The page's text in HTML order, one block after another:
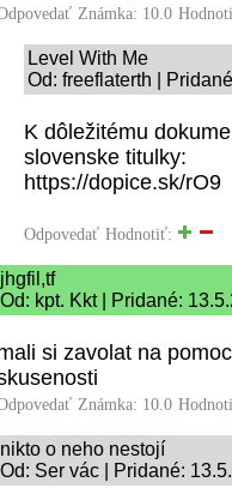
Známka: 10.0
Level With Me
Od: freeflaterth |
K dôležitému
slovenske titulky:
https://dopice.sk/rO9
Odpovedať Hodnotiť:
jhgfil,tf
Od: kpt. Kkt | Pridané:
si zavolat na
Známka: 10.0
nikto o neho nestojí
Od: Ser vác | Pridané: